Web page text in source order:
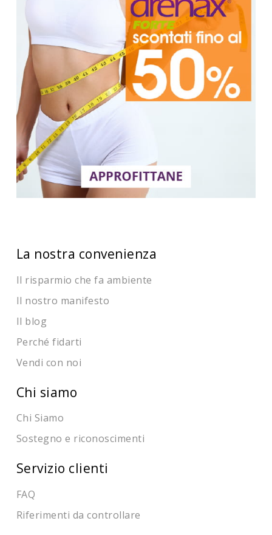
La nostra convenienza
Il risparmio che fa ambiente
Il nostro manifesto
Il blog
Perché fidarti
Vendi con noi
Chi siamo
Chi Siamo
Sostegno e riconoscimenti
Servizio clienti
FAQ
Riferimenti da controllare